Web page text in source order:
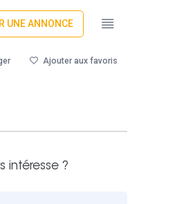
UNE ANNONCE
Ajouter aux favoris
intéresse ?